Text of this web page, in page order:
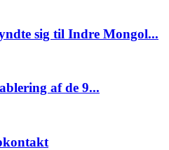
sig til Indre Mongol...
af de 9...